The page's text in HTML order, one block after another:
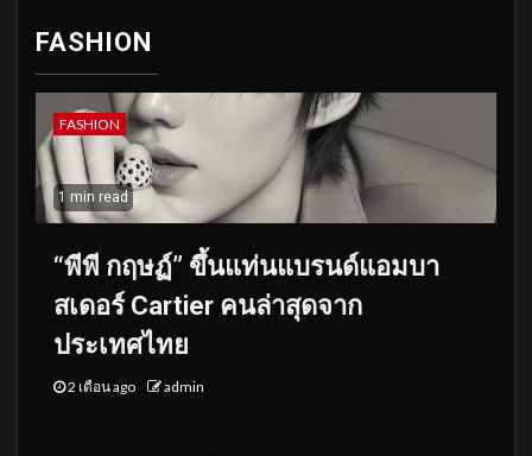
FASHION
FASHION
1 min read
“พีพี กฤษฏ์” ขึ้นแท่นแบรนด์แอมบา
สเดอร์ Cartier คนล่าสุดจาก
ประเทศไทย
2 เดือน ago admin